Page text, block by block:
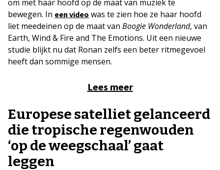
om met haar hoofd op de maat van muziek te
bewegen. In een video was te zien hoe ze haar hoofd
liet meedeinen op de maat van Boogie Wonderland, van
Earth, Wind & Fire and The Emotions. Uit een nieuwe
studie blijkt nu dat Ronan zelfs een beter ritmegevoel
heeft dan sommige mensen.
Lees meer
Europese satelliet gelanceerd
die tropische regenwouden
‘op de weegschaal’ gaat
leggen